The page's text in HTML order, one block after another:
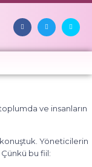
ve insanların
Yöneticilerin
bu fiil: